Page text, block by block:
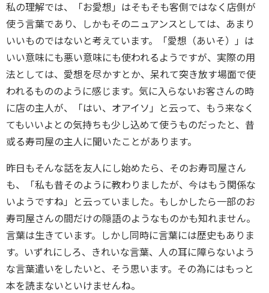
私の理解では、「お愛想」はそもそも客側ではなく店側が
使う言葉であり、しかもそのニュアンスとしては、あまり
いいものではないと考えています。「愛想（あいそ）」は
いい意味にも悪い意味にも使われるようですが、実際の用
法としては、愛想を尽かすとか、呆れて突き放す場面で使
われるもののように感じます。気に入らないお客さんの時
に店の主人が、「はい、オアイソ」と云って、もう来なく
てもいいよとの気持ちも少し込めて使うものだったと、昔
或る寿司屋の主人に聞いたことがあります。
昨日もそんな話を友人にし始めたら、そのお寿司屋さん
も、「私も昔そのように教わりましたが、今はもう関係な
いようですね」と云っていました。もしかしたら一部のお
寿司屋さんの間だけの隠語のようなものかも知れません。
言葉は生きています。しかし同時に言葉には歴史もありま
す。いずれにしろ、きれいな言葉、人の耳に障らないよう
な言葉遣いをしたいと、そう思います。その為にはもっと
本を読まないといけませんね。